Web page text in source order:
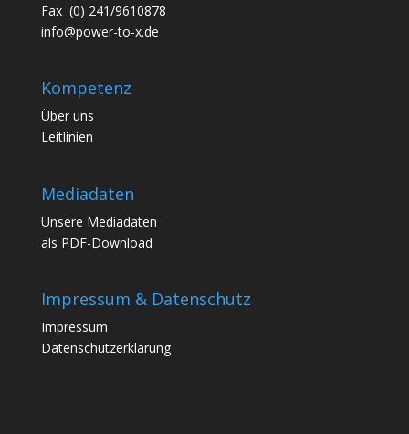
Fax (0) 241/9610878
info@power-to-x.de
Kompetenz
Über uns
Leitlinien
Mediadaten
Unsere Mediadaten
als PDF-Download
Impressum & Datenschutz
Impressum
Datenschutzerklärung